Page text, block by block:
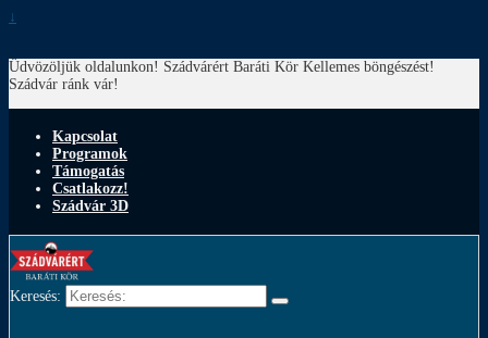
↓
Üdvözöljük oldalunkon! Szádvárért Baráti Kör Kellemes böngészést!
Szádvár ránk vár!
Kapcsolat
Programok
Támogatás
Csatlakozz!
Szádvár 3D
Keresés: